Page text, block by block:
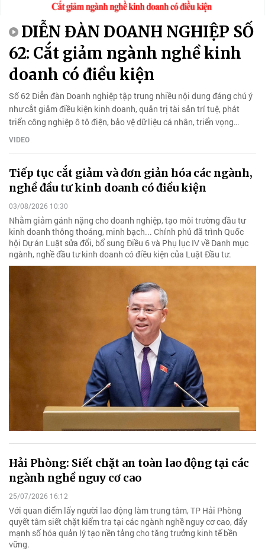
DIỄN ĐÀN DOANH NGHIỆP SỐ
62: Cắt giảm ngành nghề kinh
doanh có điều kiện
Số 62 Diễn đàn Doanh nghiệp tập trung nhiều nội dung đáng chú ý
như cắt giảm điều kiện kinh doanh, quản trị tài sản trí tuệ, phát
triển công nghiệp ô tô điện, bảo vệ dữ liệu cá nhân, triển vọng
chứng khoán và thúc đẩy ESG vì tăng trưởng bền vững.
VIDEO
Tiếp tục cắt giảm và đơn giản hóa các ngành,
nghề đầu tư kinh doanh có điều kiện
03/08/2026 10:30
Nhằm giảm gánh nặng cho doanh nghiệp, tạo môi trường đầu tư
kinh doanh thông thoáng, minh bạch... Chính phủ đã trình Quốc
hội Dự án Luật sửa đổi, bổ sung Điều 6 và Phụ lục IV về Danh mục
ngành, nghề đầu tư kinh doanh có điều kiện của Luật Đầu tư.
Hải Phòng: Siết chặt an toàn lao động tại các
ngành nghề nguy cơ cao
25/07/2026 16:12
Với quan điểm lấy người lao động làm trung tâm, TP Hải Phòng
quyết tâm siết chặt kiểm tra tại các ngành nghề nguy cơ cao, đẩy
mạnh số hóa quản lý tạo nền tảng cho tăng trưởng kinh tế bền
vững.